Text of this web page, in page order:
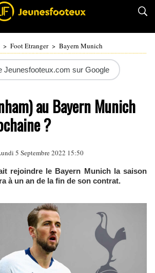
> Foot Etranger > Bayern Munich
Jeunesfooteux.com sur Google
au Bayern Munich
?
5 Septembre 2022 15:50
rejoindre le Bayern Munich la saison
à un an de la fin de son contrat.